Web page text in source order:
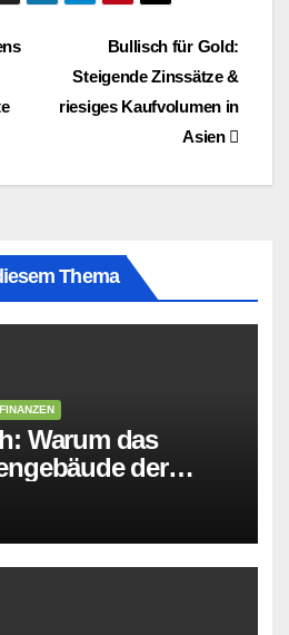
Bullisch für Gold:
Steigende Zinssätze &
riesiges Kaufvolumen in
Asien
Thema
Warum das
der